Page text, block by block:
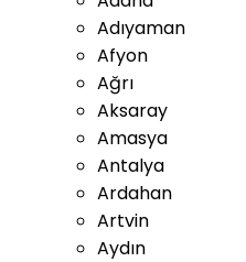
Adıyaman
Afyon
Ağrı
Aksaray
Amasya
Antalya
Ardahan
Artvin
Aydın